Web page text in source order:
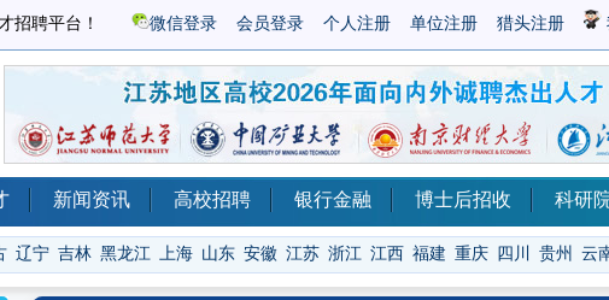
招聘平台！ 微信登录 会员登录 个人注册 单位注册 猎头注册
新闻资讯 高校招聘 银行金融 博士后招收 科研
辽宁 吉林 黑龙江 上海 山东 安徽 江苏 浙江 江西 福建 重庆 四川 贵州 云